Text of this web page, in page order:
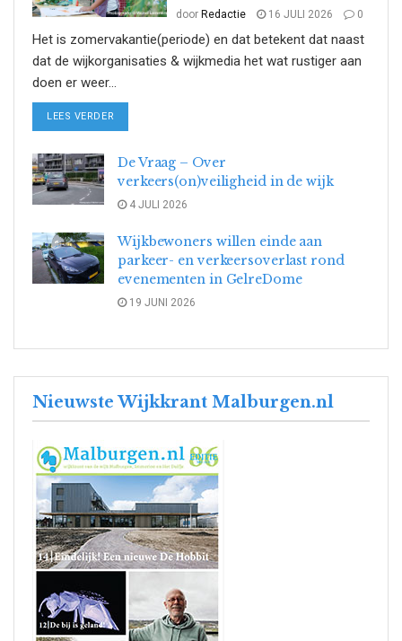
door Redactie 16 JULI 2026 0
Het is zomervakantie(periode) en dat betekent dat naast
dat de wijkorganisaties & wijkmedia het wat rustiger aan
doen er weer...
LEES VERDER
De Vraag – Over
verkeers(on)veiligheid in de wijk
4 JULI 2026
Wijkbewoners willen einde aan
parkeer- en verkeersoverlast rond
evenementen in GelreDome
19 JUNI 2026
Nieuwste Wijkkrant Malburgen.nl